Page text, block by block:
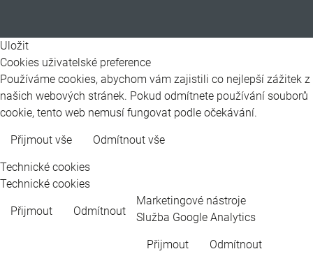
Uložit
Cookies uživatelské preference
Používáme cookies, abychom vám zajistili co nejlepší zážitek z
našich webových stránek. Pokud odmítnete používání souborů
cookie, tento web nemusí fungovat podle očekávání.
Přijmout vše Odmítnout vše
Technické cookies
Technické cookies
Přijmout Odmítnout
Marketingové nástroje
Služba Google Analytics
Přijmout Odmítnout